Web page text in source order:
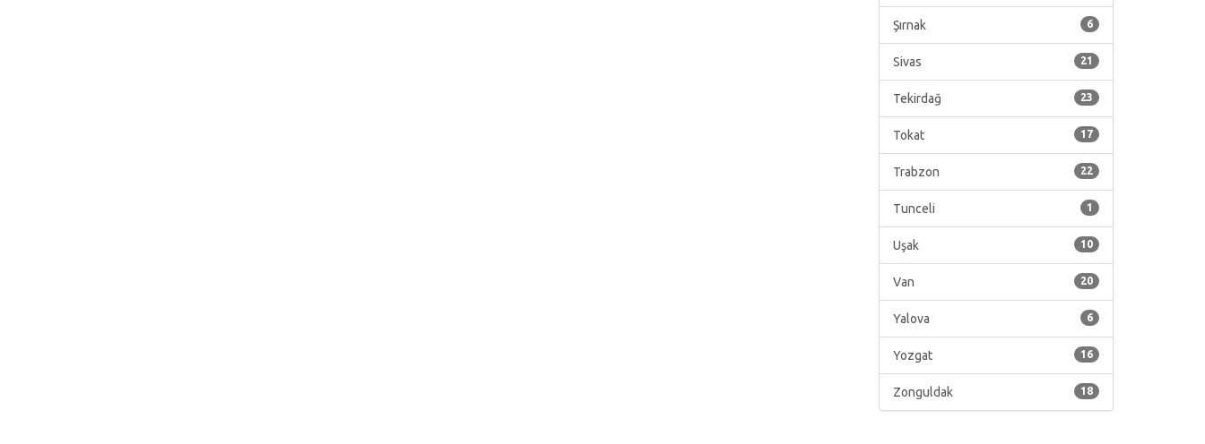
6
Şırnak
21
Sivas
23
Tekirdağ
17
Tokat
22
Trabzon
1
Tunceli
10
Uşak
20
Van
6
Yalova
16
Yozgat
18
Zonguldak